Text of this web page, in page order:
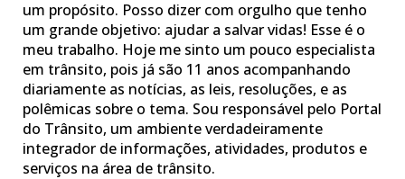
um propósito. Posso dizer com orgulho que tenho
um grande objetivo: ajudar a salvar vidas! Esse é o
meu trabalho. Hoje me sinto um pouco especialista
em trânsito, pois já são 11 anos acompanhando
diariamente as notícias, as leis, resoluções, e as
polêmicas sobre o tema. Sou responsável pelo Portal
do Trânsito, um ambiente verdadeiramente
integrador de informações, atividades, produtos e
serviços na área de trânsito.